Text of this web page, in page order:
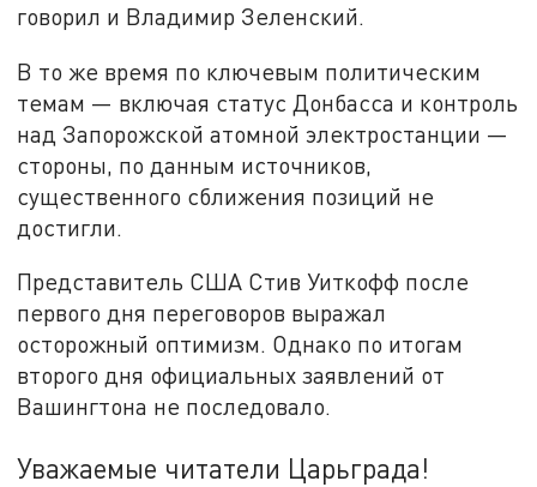
говорил и Владимир Зеленский.
В то же время по ключевым политическим
темам — включая статус Донбасса и контроль
над Запорожской атомной электростанции —
стороны, по данным источников,
существенного сближения позиций не
достигли.
Представитель США Стив Уиткофф после
первого дня переговоров выражал
осторожный оптимизм. Однако по итогам
второго дня официальных заявлений от
Вашингтона не последовало.
Уважаемые читатели Царьграда!